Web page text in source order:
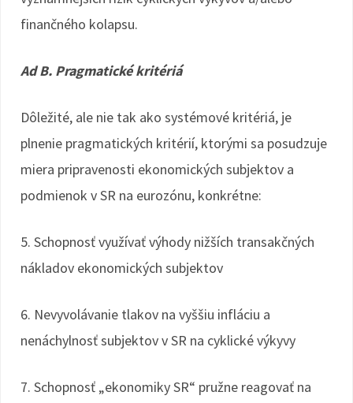
finančného kolapsu.
Ad B. Pragmatické kritériá
Dôležité, ale nie tak ako systémové kritériá, je
plnenie pragmatických kritérií, ktorými sa posudzuje
miera pripravenosti ekonomických subjektov a
podmienok v SR na eurozónu, konkrétne:
5. Schopnosť využívať výhody nižších transakčných
nákladov ekonomických subjektov
6. Nevyvolávanie tlakov na vyššiu infláciu a
nenáchylnosť subjektov v SR na cyklické výkyvy
7. Schopnosť „ekonomiky SR“ pružne reagovať na